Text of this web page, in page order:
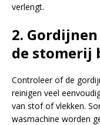
verlengt.
2.
de stomerij
Controleer of de
reinigen veel
van stof of vlekken.
wasmachine worden